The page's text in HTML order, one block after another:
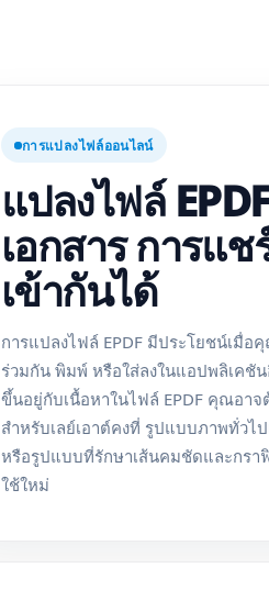
การแปลงไฟล์ออนไลน์
แปลงไฟล์
เอกสาร การแ
เข้ากันได้
การแปลงไฟล์ EPDF มีประโยชน์เมื่
ร่วมกัน พิมพ์ หรือใส่ลงในแอปพลิเค
ขึ้นอยู่กับเนื้อหาในไฟล์ EPDF คุณอา
สำหรับเลย์เอาต์คงที่ รูปแบบภาพทั่วไ
หรือรูปแบบที่รักษาเส้นคมชัดและกรา
ใช้ใหม่